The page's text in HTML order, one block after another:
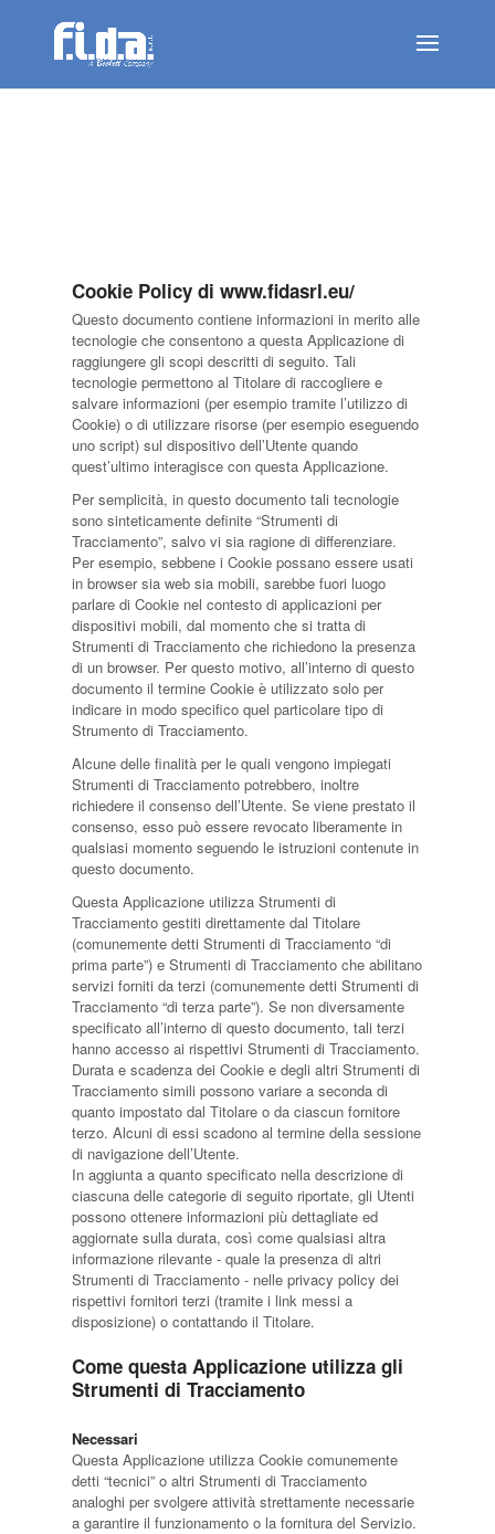
Cookie Policy di www.fidasrl.eu/
Questo documento contiene informazioni in merito alle
tecnologie che consentono a questa Applicazione di
raggiungere gli scopi descritti di seguito. Tali
tecnologie permettono al Titolare di raccogliere e
salvare informazioni (per esempio tramite l’utilizzo di
Cookie) o di utilizzare risorse (per esempio eseguendo
uno script) sul dispositivo dell’Utente quando
quest’ultimo interagisce con questa Applicazione.
Per semplicità, in questo documento tali tecnologie
sono sinteticamente definite “Strumenti di
Tracciamento”, salvo vi sia ragione di differenziare.
Per esempio, sebbene i Cookie possano essere usati
in browser sia web sia mobili, sarebbe fuori luogo
parlare di Cookie nel contesto di applicazioni per
dispositivi mobili, dal momento che si tratta di
Strumenti di Tracciamento che richiedono la presenza
di un browser. Per questo motivo, all’interno di questo
documento il termine Cookie è utilizzato solo per
indicare in modo specifico quel particolare tipo di
Strumento di Tracciamento.
Alcune delle finalità per le quali vengono impiegati
Strumenti di Tracciamento potrebbero, inoltre
richiedere il consenso dell’Utente. Se viene prestato il
consenso, esso può essere revocato liberamente in
qualsiasi momento seguendo le istruzioni contenute in
questo documento.
Questa Applicazione utilizza Strumenti di
Tracciamento gestiti direttamente dal Titolare
(comunemente detti Strumenti di Tracciamento “di
prima parte”) e Strumenti di Tracciamento che abilitano
servizi forniti da terzi (comunemente detti Strumenti di
Tracciamento “di terza parte”). Se non diversamente
specificato all’interno di questo documento, tali terzi
hanno accesso ai rispettivi Strumenti di Tracciamento.
Durata e scadenza dei Cookie e degli altri Strumenti di
Tracciamento simili possono variare a seconda di
quanto impostato dal Titolare o da ciascun fornitore
terzo. Alcuni di essi scadono al termine della sessione
di navigazione dell’Utente.
In aggiunta a quanto specificato nella descrizione di
ciascuna delle categorie di seguito riportate, gli Utenti
possono ottenere informazioni più dettagliate ed
aggiornate sulla durata, così come qualsiasi altra
informazione rilevante - quale la presenza di altri
Strumenti di Tracciamento - nelle privacy policy dei
rispettivi fornitori terzi (tramite i link messi a
disposizione) o contattando il Titolare.
Come questa Applicazione utilizza gli
Strumenti di Tracciamento
Necessari
Questa Applicazione utilizza Cookie comunemente
detti “tecnici” o altri Strumenti di Tracciamento
analoghi per svolgere attività strettamente necessarie
a garantire il funzionamento o la fornitura del Servizio.